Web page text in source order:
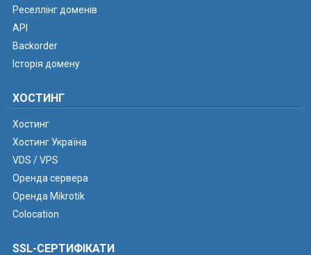
Реселлінг доменів
API
Backorder
Історія домену
ХОСТИНГ
Хостинг
Хостинг Україна
VDS / VPS
Оренда сервера
Оренда Mikrotik
Colocation
SSL-СЕРТИФІКАТИ